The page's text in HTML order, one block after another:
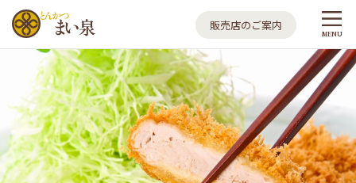
とんかつ まい泉
販売店のご案内
MENU